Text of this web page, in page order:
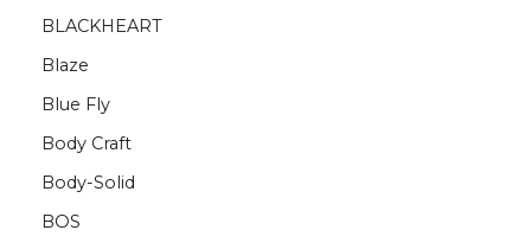
BLACKHEART
Blaze
Blue Fly
Body Craft
Body-Solid
BOS